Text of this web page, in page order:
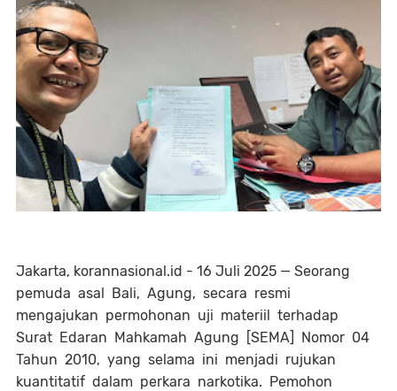
Jakarta, korannasional.id - 16 Juli 2025 — Seorang
pemuda asal Bali, Agung, secara resmi
mengajukan permohonan uji materiil terhadap
Surat Edaran Mahkamah Agung [SEMA] Nomor 04
Tahun 2010, yang selama ini menjadi rujukan
kuantitatif dalam perkara narkotika. Pemohon